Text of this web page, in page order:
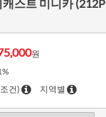
스트 미니카 (212P
원
건) 지역별